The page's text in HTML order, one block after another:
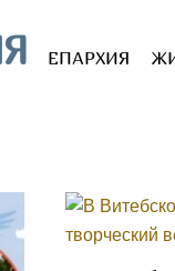
ЕПАРХИЯ